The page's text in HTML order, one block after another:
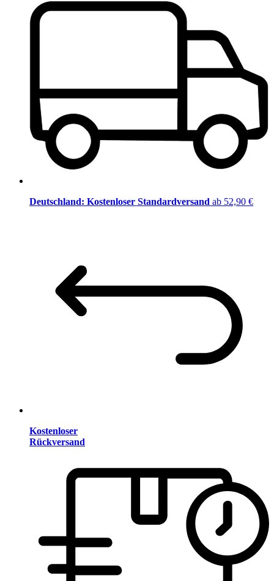
Deutschland: Kostenloser Standardversand ab 52,90 €
Kostenloser
Rückversand